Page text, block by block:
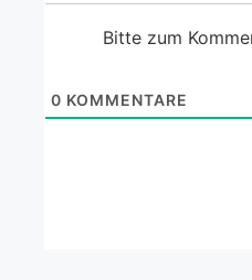
Bitte zum
0 KOMMENTARE